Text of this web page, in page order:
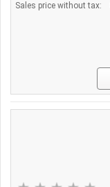
Sales price without tax: